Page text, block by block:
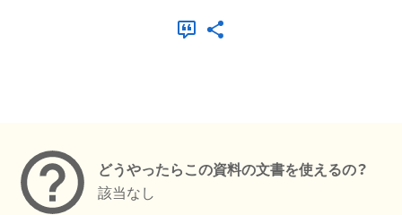
どうやったらこの資料の文書を使えるの？
該当なし